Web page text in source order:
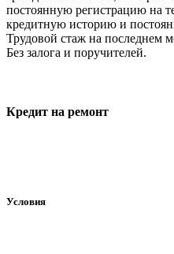
постоянную регистрацию на
кредитную историю и
Трудовой стаж на последнем
Без залога и поручителей.
Кредит на ремонт
Условия